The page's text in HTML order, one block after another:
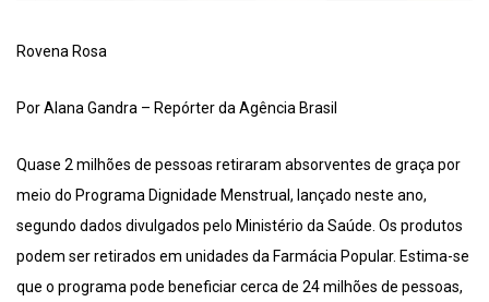
Rovena Rosa
Por Alana Gandra – Repórter da Agência Brasil
Quase 2 milhões de pessoas retiraram absorventes de graça por
meio do Programa Dignidade Menstrual, lançado neste ano,
segundo dados divulgados pelo Ministério da Saúde. Os produtos
podem ser retirados em unidades da Farmácia Popular. Estima-se
que o programa pode beneficiar cerca de 24 milhões de pessoas,